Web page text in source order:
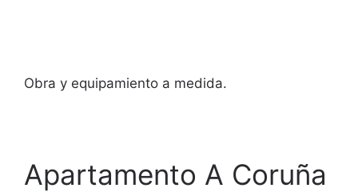
Obra y equipamiento a medida.
Apartamento A Coruña